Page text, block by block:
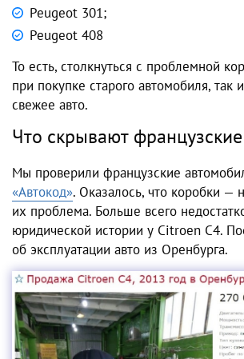
Peugeot 301;
Peugeot 408
То есть, столкнуться с проблемной
при покупке старого автомобиля, так
свежее авто.
Что скрывают
Мы проверили французские
«Автокод». Оказалось, что коробки —
их проблема. Больше всего
юридической истории у Citroen C4.
об эксплуатации авто из Оренбурга.